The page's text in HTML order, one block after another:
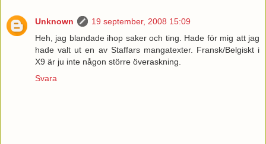
Unknown
19 september, 2008 15:09
Heh, jag blandade ihop saker och ting. Hade för mig att jag
hade valt ut en av Staffars mangatexter. Fransk/Belgiskt i
X9 är ju inte någon större överaskning.
Svara